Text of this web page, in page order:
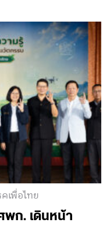
เพื่อไทย
พก. เดินหน้า